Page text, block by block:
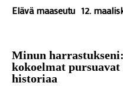
Elävä maaseutu 12.
Minun
kokoelmat pursuavat
historiaa